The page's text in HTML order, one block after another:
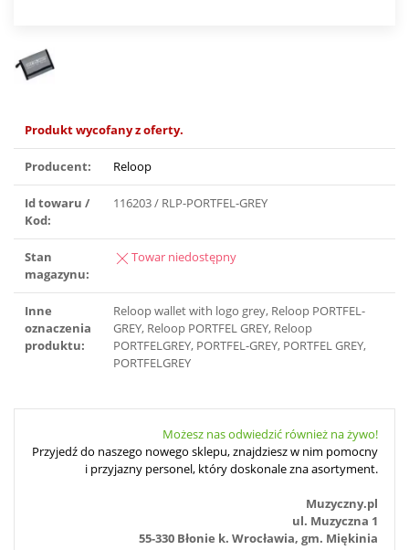
Produkt wycofany z oferty.
Producent: Reloop
Id towaru /
Kod:
116203 / RLP-PORTFEL-GREY
Stan
magazynu:
Towar niedostępny
Inne
oznaczenia
produktu:
Reloop wallet with logo grey, Reloop PORTFEL-
GREY, Reloop PORTFEL GREY, Reloop
PORTFELGREY, PORTFEL-GREY, PORTFEL GREY,
PORTFELGREY
Możesz nas odwiedzić również na żywo!
Przyjedź do naszego nowego sklepu, znajdziesz w nim pomocny
i przyjazny personel, który doskonale zna asortyment.
Muzyczny.pl
ul. Muzyczna 1
55-330 Błonie k. Wrocławia, gm. Miękinia